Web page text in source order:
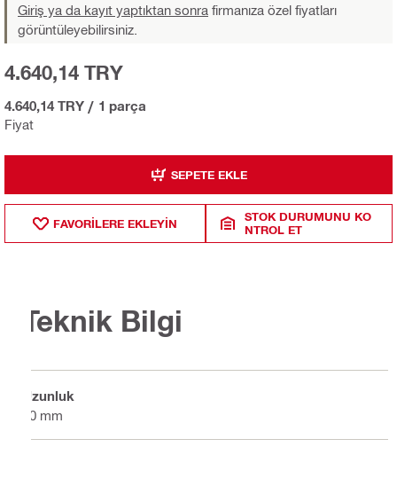
Giriş ya da kayıt yaptıktan sonra firmanıza özel fiyatları
görüntüleyebilirsiniz.
Fiyat
4.640,14 TRY
4.640,14 TRY / 1 parça
SEPETE EKLE
FAVORILERE EKLEYIN
STOK DURUMUNU KO
NTROL ET
Teknik Bilgi
Uzunluk
70 mm